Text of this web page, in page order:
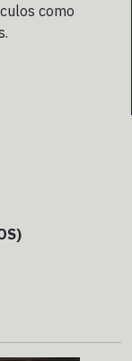
como